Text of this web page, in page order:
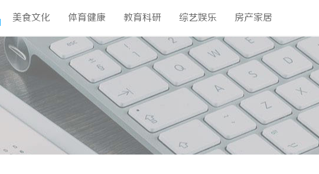
美食文化 体育健康 教育科研 综艺娱乐 房产家居